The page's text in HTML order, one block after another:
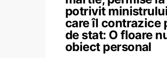
potrivit
care îl contrazice
de stat: O floare
obiect personal